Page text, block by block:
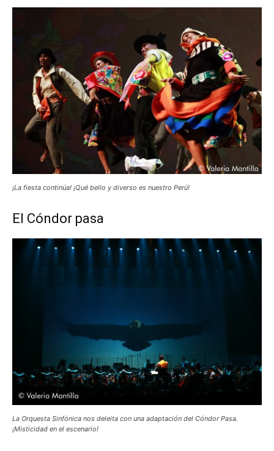
¡La fiesta continúa! ¡Qué bello y diverso es nuestro Perú!
El Cóndor pasa
La Orquesta Sinfónica nos deleita con una adaptación del Cóndor Pasa.
¡Misticidad en el escenario!